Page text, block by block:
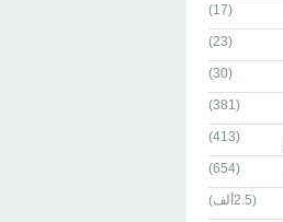
(17)
(23)
(30)
(381)
(413)
(654)
(2.5ألف)